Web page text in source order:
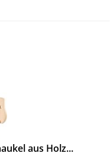
aus Holz...